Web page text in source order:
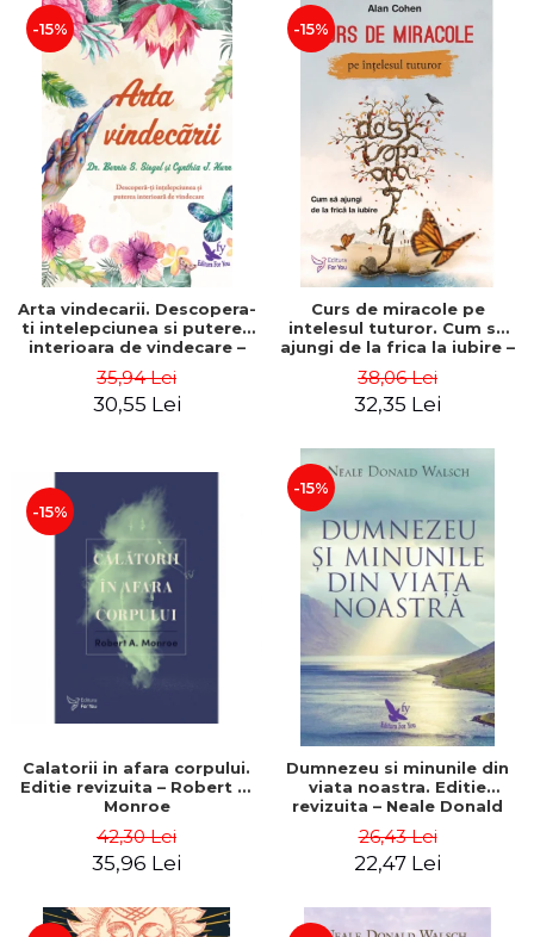
-15%
Arta vindecarii. Descopera-
ti intelepciunea si puterea
interioara de vindecare –
35,94 Lei
30,55 Lei
-15%
Curs de miracole pe
intelesul tuturor. Cum sa
ajungi de la frica la iubire –
38,06 Lei
32,35 Lei
-15%
Calatorii in afara corpului.
Editie revizuita – Robert A.
Monroe
42,30 Lei
35,96 Lei
-15%
Dumnezeu si minunile din
viata noastra. Editie
revizuita – Neale Donald
26,43 Lei
22,47 Lei